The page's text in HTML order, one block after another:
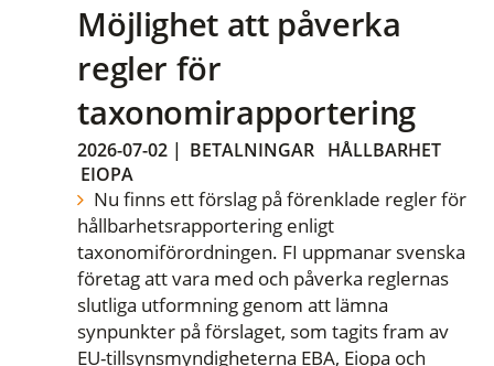
Möjlighet att påverka
regler för
taxonomirapportering
2026-07-02 | BETALNINGAR HÅLLBARHET
EIOPA
Nu finns ett förslag på förenklade regler för
hållbarhetsrapportering enligt
taxonomiförordningen. FI uppmanar svenska
företag att vara med och påverka reglernas
slutliga utformning genom att lämna
synpunkter på förslaget, som tagits fram av
EU-tillsynsmyndigheterna EBA, Eiopa och